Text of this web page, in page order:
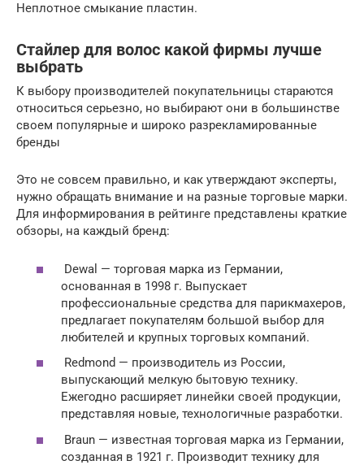
Неплотное смыкание пластин.
Стайлер для волос какой фирмы лучше
выбрать
К выбору производителей покупательницы стараются
относиться серьезно, но выбирают они в большинстве
своем популярные и широко разрекламированные
бренды
Это не совсем правильно, и как утверждают эксперты,
нужно обращать внимание и на разные торговые марки.
Для информирования в рейтинге представлены краткие
обзоры, на каждый бренд:
Dewal — торговая марка из Германии,
основанная в 1998 г. Выпускает
профессиональные средства для парикмахеров,
предлагает покупателям большой выбор для
любителей и крупных торговых компаний.
Redmond — производитель из России,
выпускающий мелкую бытовую технику.
Ежегодно расширяет линейки своей продукции,
представляя новые, технологичные разработки.
Braun — известная торговая марка из Германии,
созданная в 1921 г. Производит технику для